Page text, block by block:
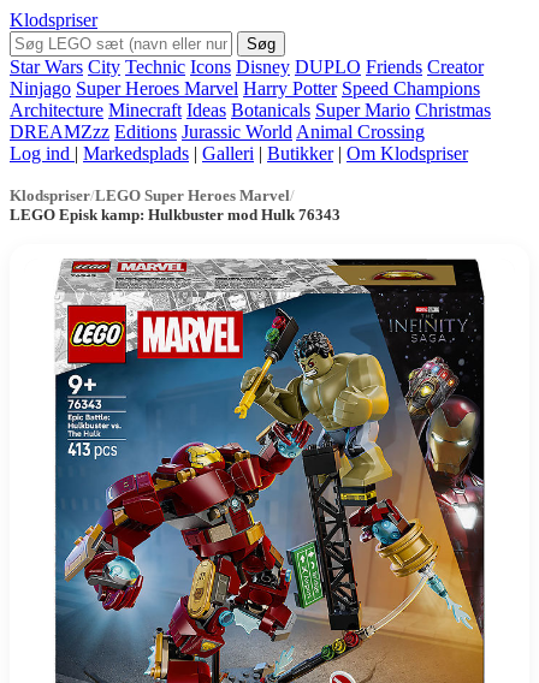
Klodspriser
Søg
Star Wars City Technic Icons Disney DUPLO Friends Creator
Ninjago Super Heroes Marvel Harry Potter Speed Champions
Architecture Minecraft Ideas Botanicals Super Mario Christmas
DREAMZzz Editions Jurassic World Animal Crossing
Log ind | Markedsplads | Galleri | Butikker | Om Klodspriser
Klodspriser/LEGO Super Heroes Marvel/
LEGO Episk kamp: Hulkbuster mod Hulk 76343